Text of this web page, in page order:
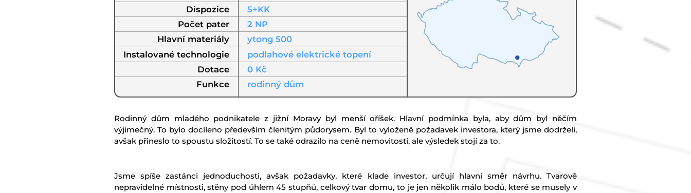
Dispozice
5+KK
Počet pater
2 NP
Hlavní materiály
ytong 500
Instalované technologie
podlahové elektrické topení
Dotace
0 Kč
Funkce
rodinný dům
Rodinný dům mladého podnikatele z jižní Moravy byl menší oříšek. Hlavní podmínka byla, aby dům byl něčím
výjimečný. To bylo docíleno především členitým půdorysem. Byl to vyloženě požadavek investora, který jsme dodrželi,
avšak přineslo to spoustu složitostí. To se také odrazilo na ceně nemovitosti, ale výsledek stojí za to.
Jsme spíše zastánci jednoduchosti, avšak požadavky, které klade investor, určují hlavní směr návrhu. Tvarově
nepravidelné místnosti, stěny pod úhlem 45 stupňů, celkový tvar domu, to je jen několik málo bodů, které se musely v